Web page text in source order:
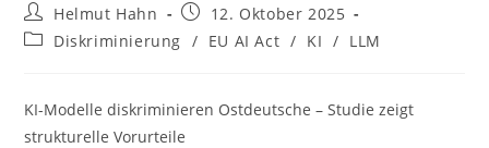
Beitrags-
Autor:
Helmut Hahn
Beitrag
veröffentlicht:
12. Oktober 2025
Beitrags-
Diskriminierung / EU AI Act / KI / LLM
KI-Modelle diskriminieren Ostdeutsche – Studie zeigt
strukturelle Vorurteile